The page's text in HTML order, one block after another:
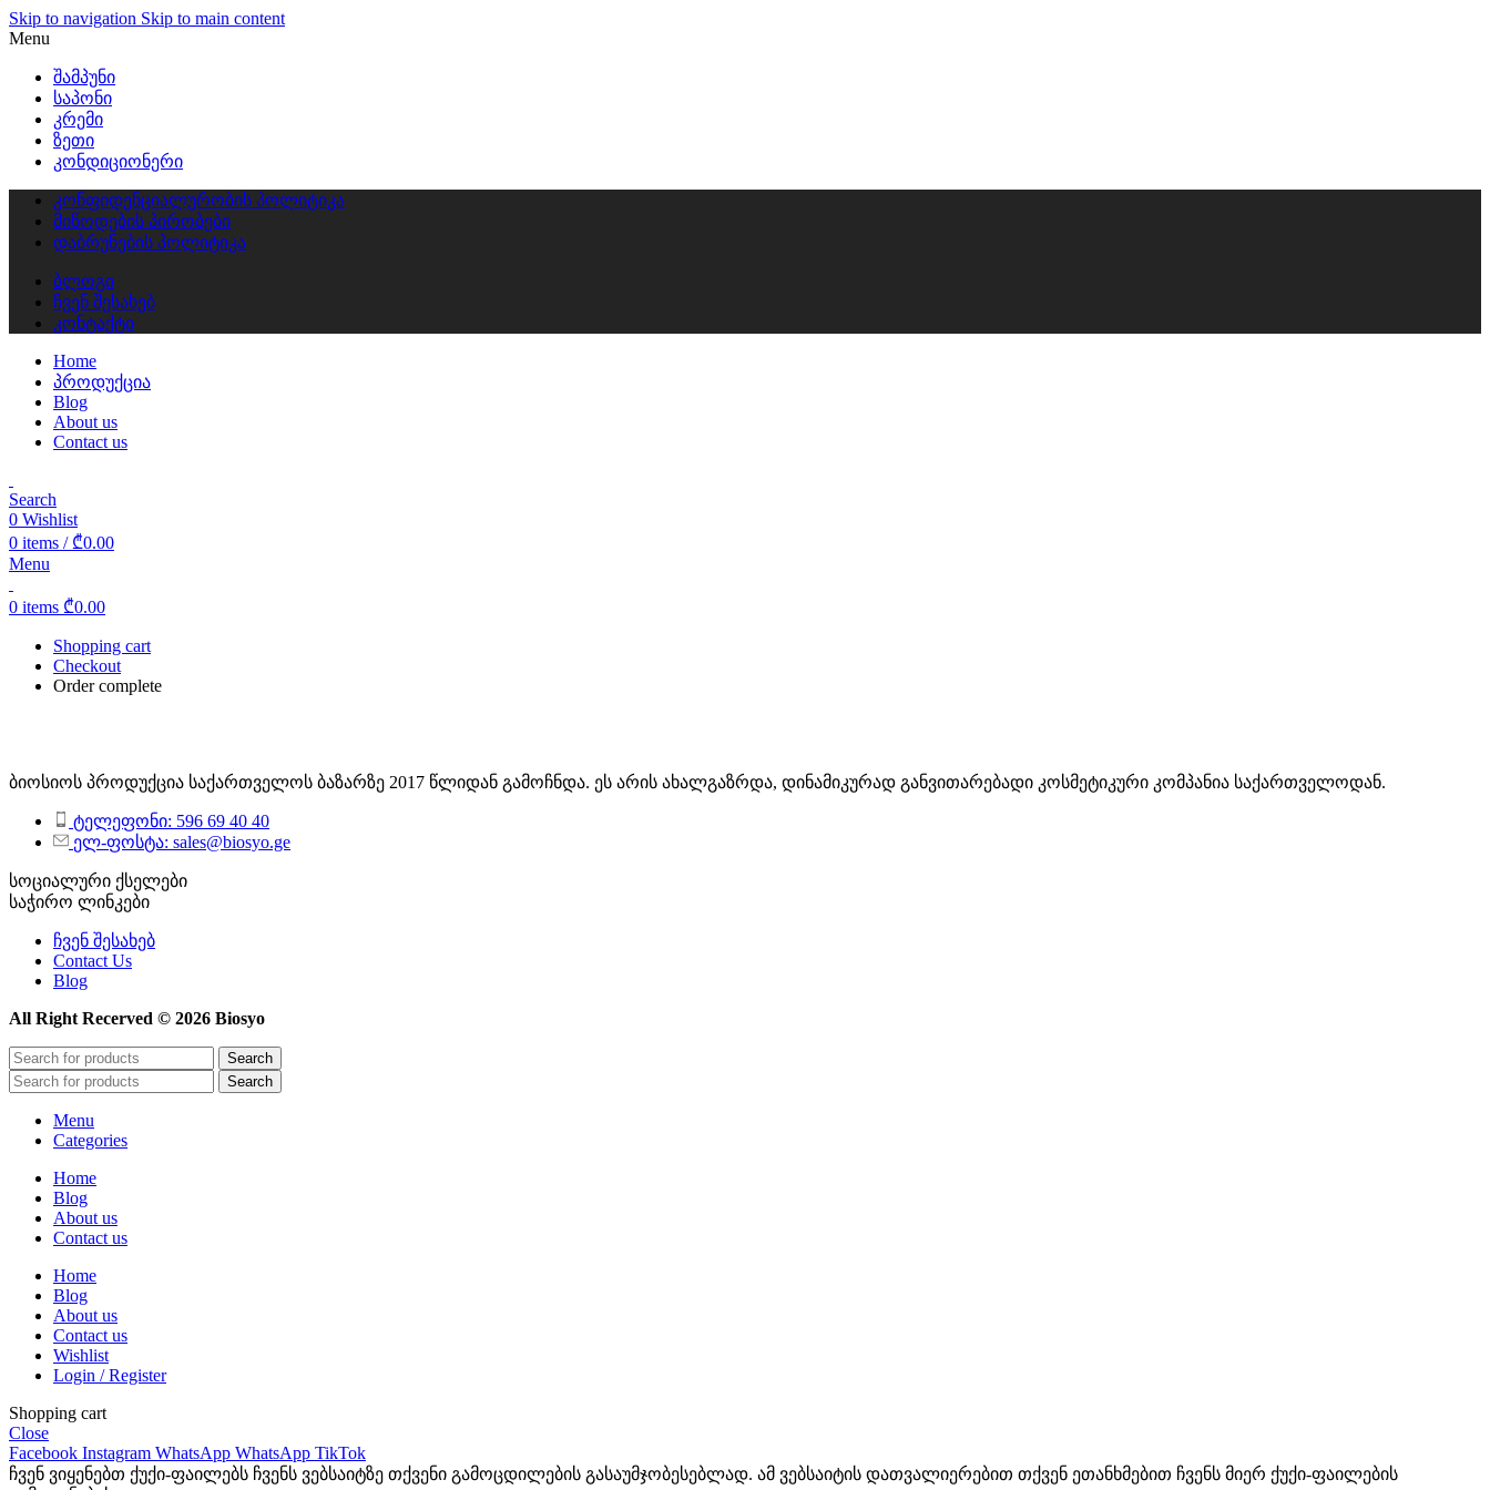
Skip to navigation Skip to main content
Menu
შამპუნი
საპონი
კრემი
ზეთი
კონდიციონერი
კონფიდენციალურობის პოლიტიკა
მიწოდების პირობები
დაბრუნების პოლიტიკა
ბლოგი
ჩვენ შესახებ
კონტაქტი
Home
პროდუქცია
Blog
About us
Contact us
Search
0 Wishlist
0 items / ₾0.00
Menu
0 items ₾0.00
Shopping cart
Checkout
Order complete
ბიოსიოს პროდუქცია საქართველოს ბაზარზე 2017 წლიდან გამოჩნდა. ეს არის ახალგაზრდა, დინამიკურად განვითარებადი კოსმეტიკური კომპანია საქართველოდან.
ტელეფონი: 596 69 40 40
ელ-ფოსტა: sales@biosyo.ge
სოციალური ქსელები
საჭირო ლინკები
ჩვენ შესახებ
Contact Us
Blog
All Right Recerved © 2026 Biosyo
Search
Search
Menu
Categories
Home
Blog
About us
Contact us
Home
Blog
About us
Contact us
Wishlist
Login / Register
Shopping cart
Close
Facebook Instagram WhatsApp WhatsApp TikTok
ჩვენ ვიყენებთ ქუქი-ფაილებს ჩვენს ვებსაიტზე თქვენი გამოცდილების გასაუმჯობესებლად. ამ ვებსაიტის დათვალიერებით თქვენ ეთანხმებით ჩვენს მიერ ქუქი-ფაილების